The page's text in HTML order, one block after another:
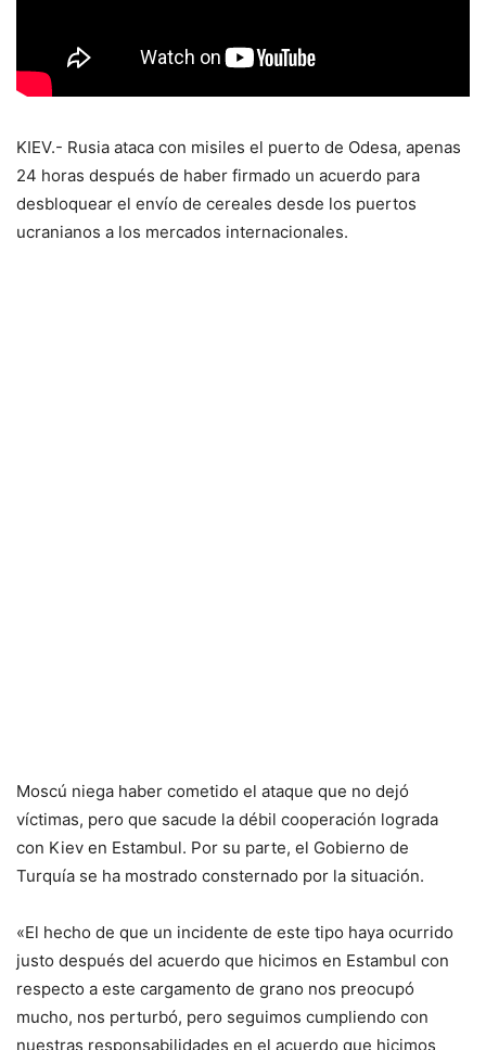
KIEV.- Rusia ataca con misiles el puerto de Odesa, apenas
24 horas después de haber firmado un acuerdo para
desbloquear el envío de cereales desde los puertos
ucranianos a los mercados internacionales.
Moscú niega haber cometido el ataque que no dejó
víctimas, pero que sacude la débil cooperación lograda
con Kiev en Estambul. Por su parte, el Gobierno de
Turquía se ha mostrado consternado por la situación.
«El hecho de que un incidente de este tipo haya ocurrido
justo después del acuerdo que hicimos en Estambul con
respecto a este cargamento de grano nos preocupó
mucho, nos perturbó, pero seguimos cumpliendo con
nuestras responsabilidades en el acuerdo que hicimos